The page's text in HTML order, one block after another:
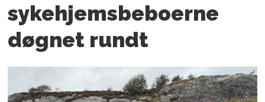
sykehjemsbeboerne
døgnet rundt